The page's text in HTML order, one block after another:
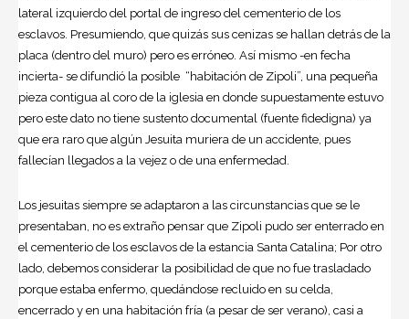
lateral izquierdo del portal de ingreso del cementerio de los
esclavos. Presumiendo, que quizás sus cenizas se hallan detrás de la
placa (dentro del muro) pero es erróneo. Así mismo -en fecha
incierta- se difundió la posible “habitación de Zipoli”, una pequeña
pieza contigua al coro de la iglesia en donde supuestamente estuvo
pero este dato no tiene sustento documental (fuente fidedigna) ya
que era raro que algún Jesuita muriera de un accidente, pues
fallecían llegados a la vejez o de una enfermedad.
Los jesuitas siempre se adaptaron a las circunstancias que se le
presentaban, no es extraño pensar que Zipoli pudo ser enterrado en
el cementerio de los esclavos de la estancia Santa Catalina; Por otro
lado, debemos considerar la posibilidad de que no fue trasladado
porque estaba enfermo, quedándose recluido en su celda,
encerrado y en una habitación fría (a pesar de ser verano), casi a